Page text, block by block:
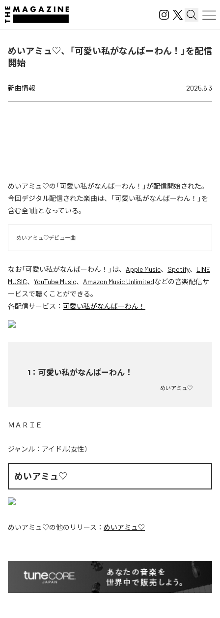
めいアミュ♡、「可愛い私がなんばーわん！」を配信
開始
新曲情報 2025.6.3
めいアミュ♡の「可愛い私がなんばーわん！」が配信開始された。
今回デジタル配信された楽曲は、「可愛い私がなんばーわん！」を
含む全1曲となっている。
めいアミュ♡デビュー曲
なお「可愛い私がなんばーわん！ 」は、 Apple Music、 Spotify、 LINE
MUSIC、 YouTube Music、 Amazon Music Unlimitedなどの音楽配信サ
ービスで聴くことができる。
各配信サービス： 可愛い私がなんばーわん！
1 ： 可愛い私がなんばーわん！
めいアミュ♡
ＭＡＲＩＥ
ジャンル： アイドル(女性)
めいアミュ♡
めいアミュ♡の他のリリース： めいアミュ♡